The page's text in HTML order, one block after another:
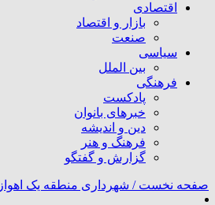
اقتصادی
بازار و اقتصاد
صنعت
سیاسی
بین الملل
فرهنگی
پادکست
خبرهای بانوان
دین و اندیشه
فرهنگ و هنر
گزارش و گفتگو
صفحه نخست / شهرداری منطقه یک اهواز